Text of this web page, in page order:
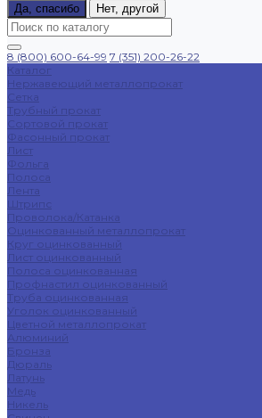
Да, спасибо
Нет, другой
8 (800) 600-64-99 7 (351) 200-26-22
Каталог
Нержавеющий металлопрокат
Сетка
Трубный прокат
Сортовой прокат
Фасонный прокат
Лист
Фольга
Полоса
Лента
Штрипс
Проволока/Катанка
Оцинкованный металлопрокат
Круг оцинкованный
Лист оцинкованный
Полоса оцинкованная
Профнастил оцинкованный
Труба оцинкованная
Уголок оцинкованный
Цветной металлопрокат
Алюминий
Бронза
Дюраль
Латунь
Медь
Никель